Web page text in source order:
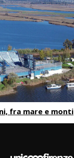
fra mare e monti